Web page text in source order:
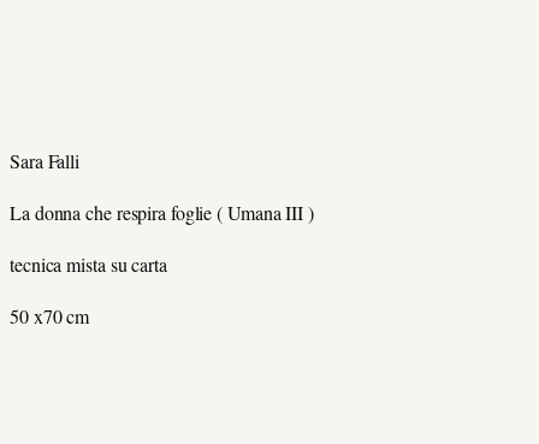
Sara Falli
La donna che respira foglie( Umana III )
tecnica mista su carta
50 x70 cm